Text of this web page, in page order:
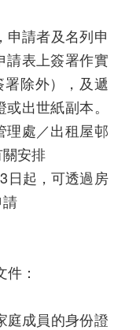
申請者及名列申
請表上簽署作實
署除外），及遞
出世紙副本。
理處／出租屋邨
安排
日起，可透過房
：
庭成員的身份證